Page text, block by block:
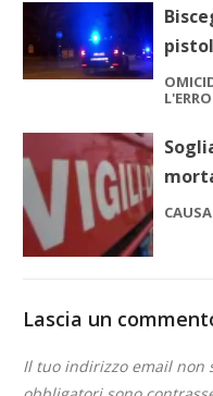
Lascia un
Il tuo indirizzo email non